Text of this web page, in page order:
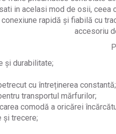
in acelasi mod de osii,
rapidă și fiabilă cu
accesoriu
și durabilitate;
cu întreținerea constantă;
transportul mărfurilor;
comodă a oricărei
și trecere;